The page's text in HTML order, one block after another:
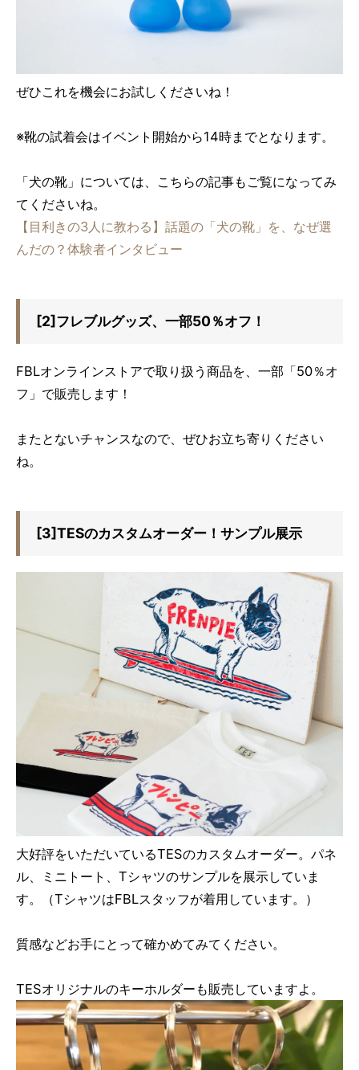
ぜひこれを機会にお試しくださいね！
※靴の試着会はイベント開始から14時までとなります。
「犬の靴」については、こちらの記事もご覧になってみ
てくださいね。
【目利きの3人に教わる】話題の「犬の靴」を、なぜ選
んだの？体験者インタビュー
[2]フレブルグッズ、一部50％オフ！
FBLオンラインストアで取り扱う商品を、一部「50％オ
フ」で販売します！
またとないチャンスなので、ぜひお立ち寄りください
ね。
[3]TESのカスタムオーダー！サンプル展示
大好評をいただいているTESのカスタムオーダー。パネ
ル、ミニトート、Tシャツのサンプルを展示していま
す。（TシャツはFBLスタッフが着用しています。）
質感などお手にとって確かめてみてください。
TESオリジナルのキーホルダーも販売していますよ。